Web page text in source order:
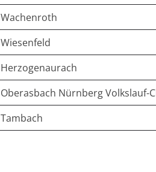
Wachenroth
Wiesenfeld
Herzogenaurach
Oberasbach Nürnberg Volkslauf-
Tambach